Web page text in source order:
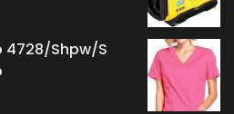
4728/Shpw/S